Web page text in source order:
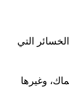
التي
وغيرها